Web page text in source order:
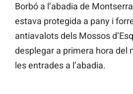
Borbó a l’abadia de
estava protegida a pany i
antiavalots dels Mossos
desplegar a primera hora del
les entrades a l’abadia.